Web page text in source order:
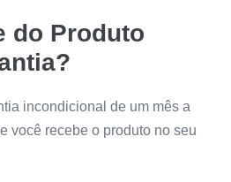
do Produto
incondicional de um mês a
você recebe o produto no seu